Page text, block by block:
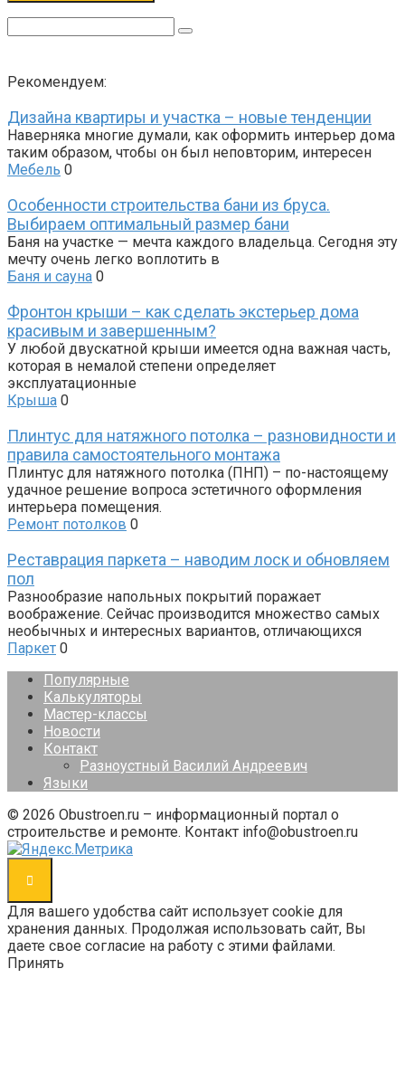
Рекомендуем:
Дизайна квартиры и участка – новые тенденции
Наверняка многие думали, как оформить интерьер дома
таким образом, чтобы он был неповторим, интересен
Мебель 0
Особенности строительства бани из бруса.
Выбираем оптимальный размер бани
Баня на участке — мечта каждого владельца. Сегодня эту
мечту очень легко воплотить в
Баня и сауна 0
Фронтон крыши – как сделать экстерьер дома
красивым и завершенным?
У любой двускатной крыши имеется одна важная часть,
которая в немалой степени определяет
эксплуатационные
Крыша 0
Плинтус для натяжного потолка – разновидности и
правила самостоятельного монтажа
Плинтус для натяжного потолка (ПНП) – по-настоящему
удачное решение вопроса эстетичного оформления
интерьера помещения.
Ремонт потолков 0
Реставрация паркета – наводим лоск и обновляем
пол
Разнообразие напольных покрытий поражает
воображение. Сейчас производится множество самых
необычных и интересных вариантов, отличающихся
Паркет 0
Популярные
Калькуляторы
Мастер-классы
Новости
Контакт
Разноустный Василий Андреевич
Языки
© 2026 Obustroen.ru – информационный портал о
строительстве и ремонте. Контакт info@obustroen.ru
Для вашего удобства сайт использует cookie для
хранения данных. Продолжая использовать сайт, Вы
даете свое согласие на работу с этими файлами.
Принять